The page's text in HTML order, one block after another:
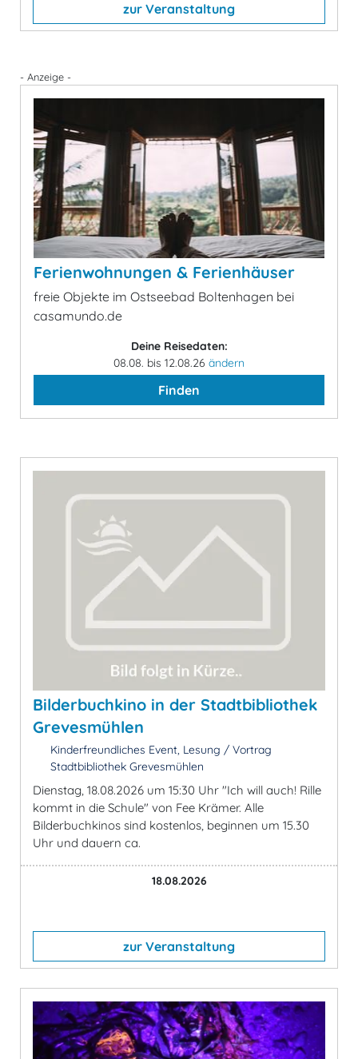
zur Veranstaltung
- Anzeige -
Ferienwohnungen & Ferienhäuser
freie Objekte im Ostseebad Boltenhagen bei
casamundo.de
Deine Reisedaten:
08.08. bis 12.08.26 ändern
Finden
Bilderbuchkino in der Stadtbibliothek
Grevesmühlen
Kinderfreundliches Event, Lesung / Vortrag
Stadtbibliothek Grevesmühlen
Dienstag, 18.08.2026 um 15:30 Uhr "Ich will auch! Rille
kommt in die Schule" von Fee Krämer. Alle
Bilderbuchkinos sind kostenlos, beginnen um 15.30
Uhr und dauern ca.
18.08.2026
zur Veranstaltung